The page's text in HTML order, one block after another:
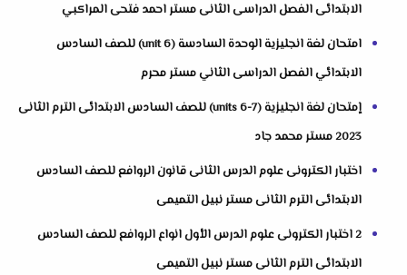
الابتدائى الفصل الدراسى الثانى مستر احمد فتحى المراكبي
امتحان لغة انجليزية الوحدة السادسة (unit 6) للصف السادس
الابتدائي الفصل الدراسى الثاني مستر محرم
إمتحان لغة انجليزية (units 6-7) للصف السادس الابتدائى الترم الثانى
2023 مستر محمد جاد
اختبار الكترونى علوم الدرس الثانى قانون الروافع للصف السادس
الابتدائى الترم الثانى مستر نبيل التميمى
2 اختبار الكترونى علوم الدرس الأول انواع الروافع للصف السادس
الابتدائى الترم الثانى مستر نبيل التميمى